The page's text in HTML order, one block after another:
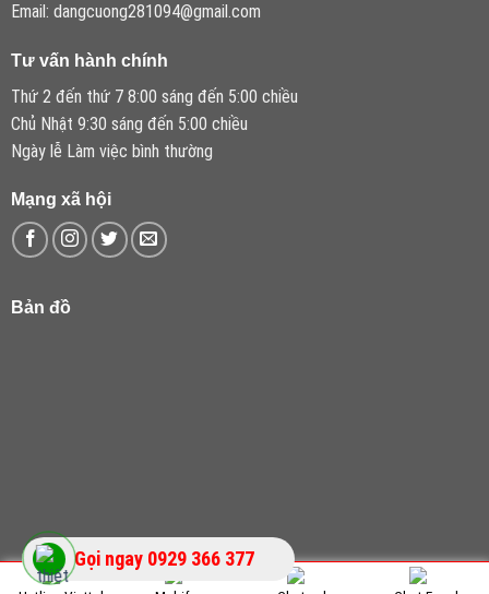
Email: dangcuong281094@gmail.com
Tư vấn hành chính
Thứ 2 đến thứ 7 8:00 sáng đến 5:00 chiều
Chủ Nhật 9:30 sáng đến 5:00 chiều
Ngày lễ Làm việc bình thường
Mạng xã hội
Bản đồ
Copyright 2026 © Vận Tải Cường Phương- Thiết kế bởi Design Ngon
Gọi ngay 0929 366 377